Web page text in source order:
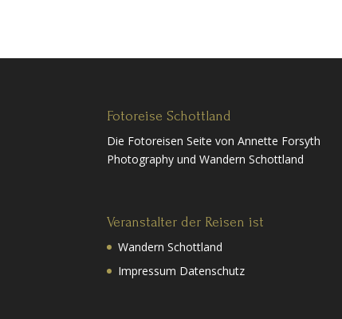
Fotoreise Schottland
Die Fotoreisen Seite von Annette Forsyth
Photography und Wandern Schottland
Veranstalter der Reisen ist
Wandern Schottland
Impressum Datenschutz